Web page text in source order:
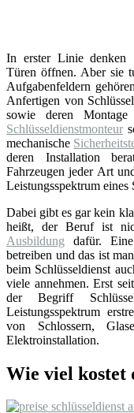
In erster Linie denken
Türen öffnen. Aber sie
Aufgabenfeldern
Anfertigen von
sowie deren
Schlüsseldienstmonteur
mechanische
deren Installation
Fahrzeugen jeder Art
Leistungsspektrum eines
Dabei gibt es gar kein
heißt, der Beruf ist
Ausbildung dafür.
betreiben und das ist
beim Schlüsseldienst
viele annehmen. Erst
der Begriff
Leistungsspektrum
von Schlossern,
Elektroinstallation.
Wie viel kostet